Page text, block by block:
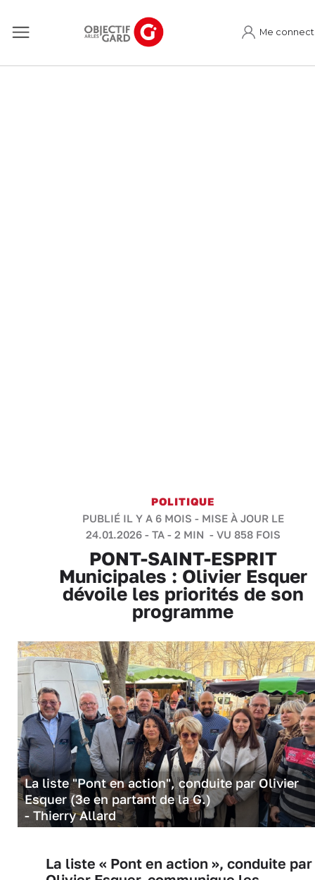
Me
POLITIQUE
PUBLIÉ IL Y A 6 MOIS - MISE À JOUR LE
24.01.2026 - TA- 2 MIN - VU 858 FOIS
PONT-SAINT-ESPRIT
Municipales : Olivier Esquer
dévoile les priorités de son
programme
La liste "Pont en action", conduite par Olivier
Esquer (3e en partant de la G.)
- Thierry Allard
La liste « Pont en action », conduite par